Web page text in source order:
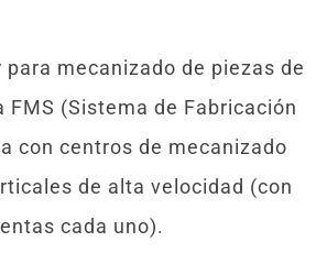
mecanizado de piezas de
FMS (Sistema de Fabricación
con centros de mecanizado
de alta velocidad (con
cada uno).